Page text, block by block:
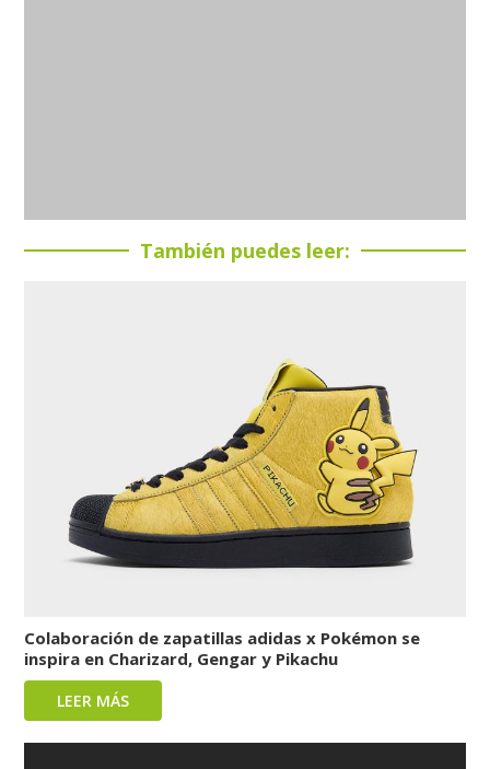
También puedes leer:
Colaboración de zapatillas adidas x Pokémon se
inspira en Charizard, Gengar y Pikachu
LEER MÁS